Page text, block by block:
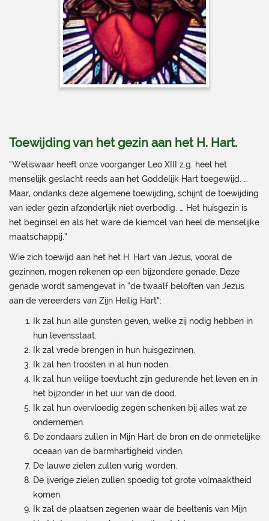
Toewijding van het gezin aan het H. Hart.
“Weliswaar heeft onze voorganger Leo XIII z.g. heel het
menselijk geslacht reeds aan het Goddelijk Hart toegewijd. …
Maar, ondanks deze algemene toewijding, schijnt de toewijding
van ieder gezin afzonderlijk niet overbodig. … Het huisgezin is
het beginsel en als het ware de kiemcel van heel de menselijke
maatschappij.”
Wie zich toewijd aan het het H. Hart van Jezus, vooral de
gezinnen, mogen rekenen op een bijzondere genade. Deze
genade wordt samengevat in “de twaalf beloften van Jezus
aan de vereerders van Zijn Heilig Hart”:
Ik zal hun alle gunsten geven, welke zij nodig hebben in
hun levensstaat.
Ik zal vrede brengen in hun huisgezinnen.
Ik zal hen troosten in al hun noden.
Ik zal hun veilige toevlucht zijn gedurende het leven en in
het bijzonder in het uur van de dood.
Ik zal hun overvloedig zegen schenken bij alles wat ze
ondernemen.
De zondaars zullen in Mijn Hart de bron en de onmetelijke
oceaan van de barmhartigheid vinden.
De lauwe zielen zullen vurig worden.
De ijverige zielen zullen spoedig tot grote volmaaktheid
komen.
Ik zal de plaatsen zegenen waar de beeltenis van Mijn